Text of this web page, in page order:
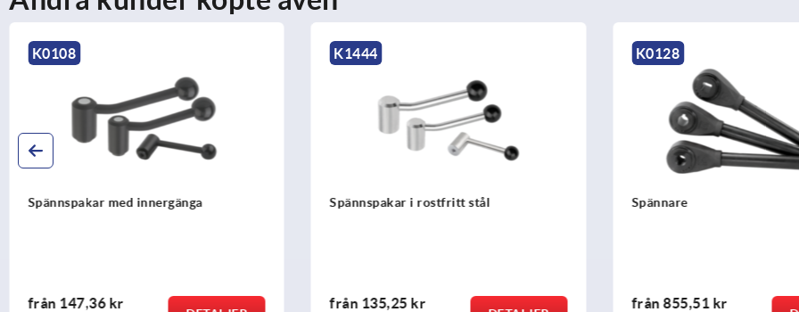
K0108
Spännspakar med innergänga
från 147,36 kr
K1444
Spännspakar i rostfritt stål
från 135,25 kr
K0128
Spännare
från855,51 kr